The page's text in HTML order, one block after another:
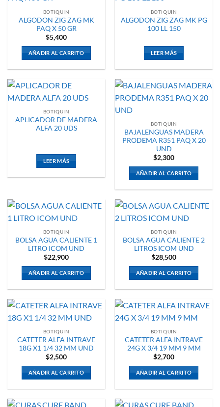
BOTIQUIN
ALGODON ZIG ZAG MK
PAQ X 50 GR
$5,400
AÑADIR AL CARRITO
BOTIQUIN
ALGODON ZIG ZAG MK PG
100 LL 150
LEER MÁS
BOTIQUIN
APLICADOR DE MADERA
ALFA 20 UDS
LEER MÁS
BOTIQUIN
BAJALENGUAS MADERA
PRODEMA R351 PAQ X 20
UND
$2,300
AÑADIR AL CARRITO
BOTIQUIN
BOLSA AGUA CALIENTE 1
LITRO ICOM UND
$22,900
AÑADIR AL CARRITO
BOTIQUIN
BOLSA AGUA CALIENTE 2
LITROS ICOM UND
$28,500
AÑADIR AL CARRITO
BOTIQUIN
CATETER ALFA INTRAVE
18G X1 1/4 32 MM UND
$2,500
AÑADIR AL CARRITO
BOTIQUIN
CATETER ALFA INTRAVE
24G X 3/4 19 MM 9 MM
$2,700
AÑADIR AL CARRITO